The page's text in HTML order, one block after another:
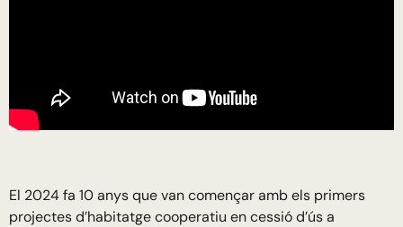
El 2024 fa 10 anys que van començar amb els primers
projectes d’habitatge cooperatiu en cessió d’ús a